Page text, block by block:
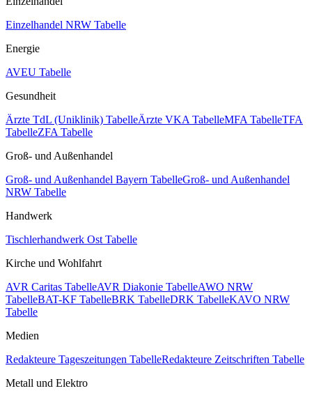
Einzelhandel NRW Tabelle
Energie
AVEU Tabelle
Gesundheit
Ärzte TdL (Uniklinik) TabelleÄrzte VKA TabelleMFA TabelleTFA
TabelleZFA Tabelle
Groß- und Außenhandel
Groß- und Außenhandel Bayern TabelleGroß- und Außenhandel
NRW Tabelle
Handwerk
Tischlerhandwerk Ost Tabelle
Kirche und Wohlfahrt
AVR Caritas TabelleAVR Diakonie TabelleAWO NRW
TabelleBAT-KF TabelleBRK TabelleDRK TabelleKAVO NRW
Tabelle
Medien
Redakteure Tageszeitungen TabelleRedakteure Zeitschriften Tabelle
Metall und Elektro